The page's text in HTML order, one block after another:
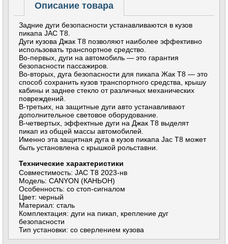
Описание товара
Задние дуги безопасности устанавливаются в кузов
пикапа JAC T8.
Дуги кузова Джак Т8 позволяют наиболее эффективно
использовать транспортное средство.
Во-первых, дуги на автомобиль — это гарантия
безопасности пассажиров.
Во-вторых, дуга безопасности для пикапа Жак Т8 — это
способ сохранить кузов транспортного средства, крышу
кабины и заднее стекло от различных механических
повреждений.
В-третьих, на защитные дуги авто устанавливают
дополнительное световое оборудование.
В-четвертых, эффектные дуги на Джак Т8 выделят
пикап из общей массы автомобилей.
Именно эта защитная дуга в кузов пикапа Jac T8 может
быть установлена с крышкой рольставни.
Технические характеристики
Совместимость: JAC T8 2023-нв
Модель: CANYON (КАНЬОН)
Особенность: со стоп-сигналом
Цвет: черный
Материал: сталь
Комплектация: дуги на пикап, крепление дуг
безопасности
Тип установки: со сверлением кузова